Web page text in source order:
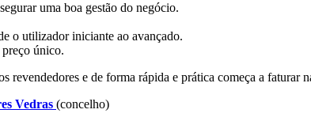
uma boa gestão do negócio.
o utilizador iniciante ao avançado.
único.
revendedores e de forma rápida e prática começa a faturar
Vedras (concelho)